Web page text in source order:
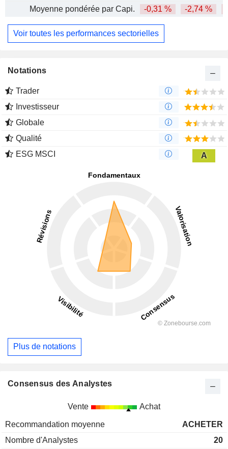
Moyenne pondérée par Capi.
-0,31 % -2,74 %
Voir toutes les performances sectorielles
Notations
Trader
Investisseur
Globale
Qualité
ESG MSCI
A
Plus de notations
Consensus des Analystes
Vente Achat
Recommandation moyenne
ACHETER
Nombre d'Analystes
20